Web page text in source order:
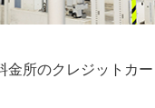
所のクレジットカー